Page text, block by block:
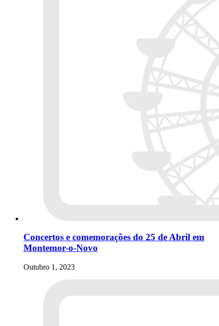
Concertos e comemorações do 25 de Abril em
Montemor-o-Novo
Outubro 1, 2023